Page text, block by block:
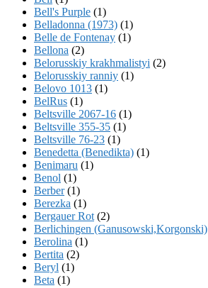
Bell's Purple (1)
Belladonna (1973) (1)
Belle de Fontenay (1)
Bellona (2)
Belorusskiy krakhmalistyi (2)
Belorusskiy ranniy (1)
Belovo 1013 (1)
BelRus (1)
Beltsville 2067-16 (1)
Beltsville 355-35 (1)
Beltsville 76-23 (1)
Benedetta (Benedikta) (1)
Benimaru (1)
Benol (1)
Berber(1)
Berezka (1)
Bergauer Rot (2)
Berlichingen (Ganusowski,Korgonski)
Berolina (1)
Bertita (2)
Beryl (1)
Beta (1)